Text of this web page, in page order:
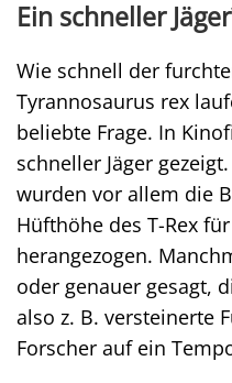
Ein schneller
Wie schnell der
Tyrannosaurus rex
beliebte Frage. In
schneller Jäger
wurden vor allem die
Hüfthöhe des T-Rex
herangezogen.
oder genauer gesagt,
also z. B. versteinerte
Forscher auf ein